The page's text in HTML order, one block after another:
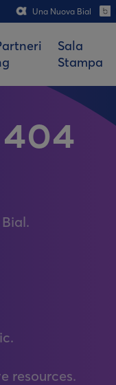
Una Nuova Bial
Sala
Stampa
404
resources.